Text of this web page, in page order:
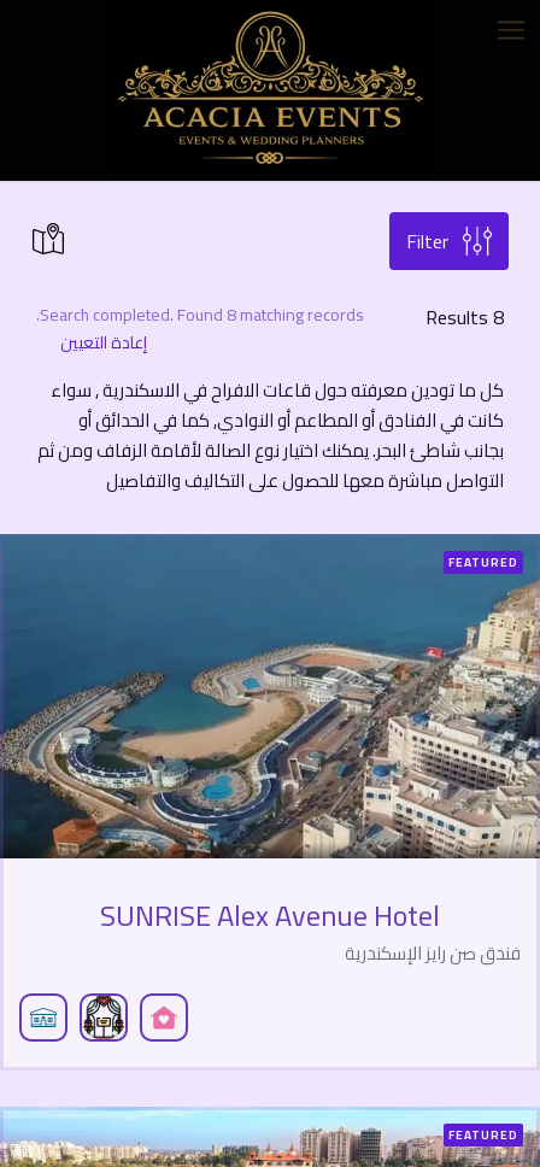
Filter
8
Search completed. Found 8 matching records.
إعادة التعيين
كل ما تودين معرفته حول قاعات الافراح في الاسكندرية , سواء
كانت في الفنادق أو المطاعم أو النوادي, كما في الحدائق أو
بجانب شاطئ البحر. يمكنك اختيار نوع الصالة لأقامة الزفاف ومن ثم
التواصل مباشرة معها للحصول على التكاليف والتفاصيل
FEATURED
SUNRISE Alex Avenue Hotel‬
فندق صن رايز الإسكندرية
FEATURED